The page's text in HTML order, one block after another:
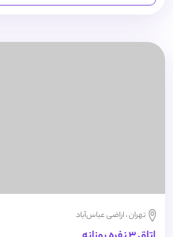
تهران ، اراضی عباس‌آباد